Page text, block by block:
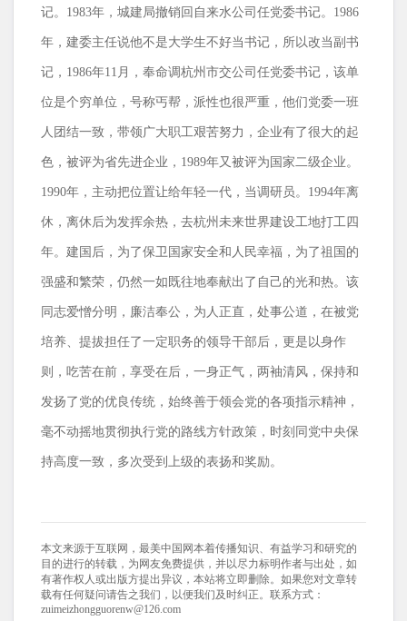
记。 1983年，城建局撤销回自来水公司任党委书记。 1986
年，建委主任说他不是大学生不好当书记，所以改当副书
记， 1986年11 月，奉命调杭州市交公司任党委书记，该单
位是个穷单位，号称丐帮，派性也很严重，他们党委一班
人团结一致，带领广大职工艰苦努力，企业有了很大的起
色，被评为省先进企业， 1989年又被评为国家二级企业。
1990年，主动把位置让给年轻一代，当调研员。 1994年离
休，离休后为发挥余热，去杭州未来世界建设工地打工四
年。建国后，为了保卫国家安全和人民幸福，为了祖国的
强盛和繁荣，仍然一如既往地奉献出了自己的光和热。该
同志爱憎分明，廉洁奉公，为人正直，处事公道，在被党
培养、提拔担任了一定职务的领导干部后，更是以身作
则，吃苦在前，享受在后，一身正气，两袖清风，保持和
发扬了党的优良传统，始终善于领会党的各项指示精神，
毫不动摇地贯彻执行党的路线方针政策，时刻同党中央保
持高度一致，多次受到上级的表扬和奖励。
本文来源于互联网，最美中国网本着传播知识、有益学习和研究的
目的进行的转载，为网友免费提供，并以尽力标明作者与出处，如
有著作权人或出版方提出异议，本站将立即删除。如果您对文章转
载有任何疑问请告之我们，以便我们及时纠正。联系方式：
zuimeizhongguorenw@126.com